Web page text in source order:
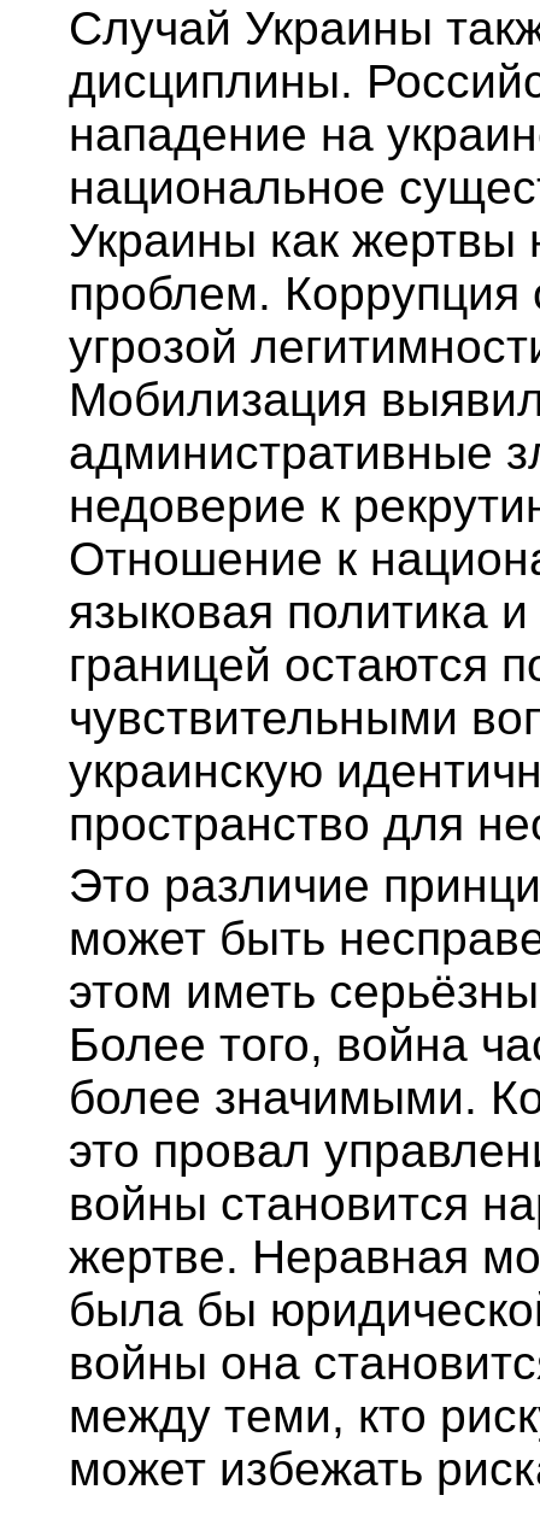
Случай Украины
дисциплины.
нападение на
национальное
Украины как жертвы
проблем. Коррупция
угрозой
Мобилизация
административные
недоверие к
Отношение к
языковая политика
границей остаются
чувствительными
украинскую
пространство для
Это различие
может быть
этом иметь
Более того, война
более значимыми.
это провал
войны становится
жертве. Неравная
была бы
войны она
между теми, кто
может избежать